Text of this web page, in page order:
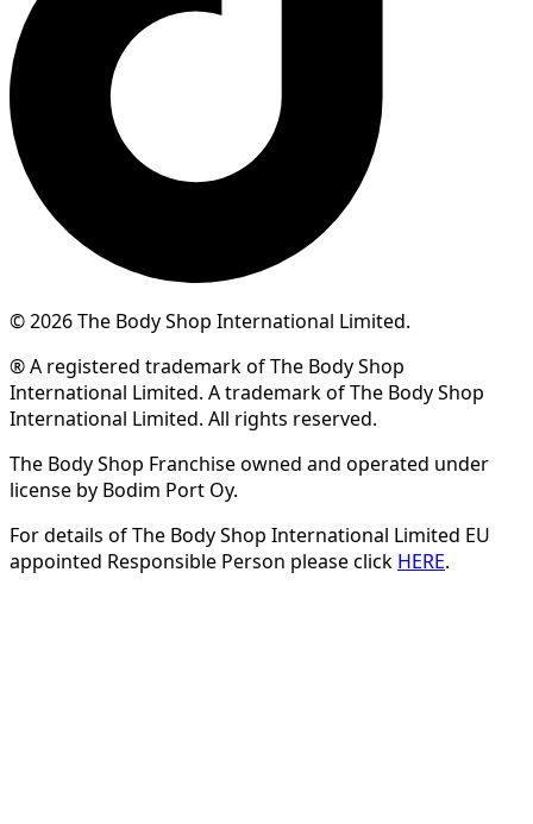
© 2026 The Body Shop International Limited.
® A registered trademark of The Body Shop
International Limited. A trademark of The Body Shop
International Limited. All rights reserved.
The Body Shop Franchise owned and operated under
license by Bodim Port Oy.
For details of The Body Shop International Limited EU
appointed Responsible Person please click HERE.